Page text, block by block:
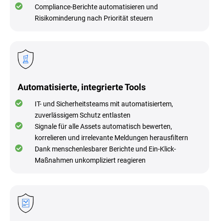
Compliance-Berichte automatisieren und
Risikominderung nach Priorität steuern
Automatisierte, integrierte Tools
IT- und Sicherheitsteams mit automatisiertem,
zuverlässigem Schutz entlasten
Signale für alle Assets automatisch bewerten,
korrelieren und irrelevante Meldungen herausfiltern
Dank menschenlesbarer Berichte und Ein-Klick-
Maßnahmen unkompliziert reagieren